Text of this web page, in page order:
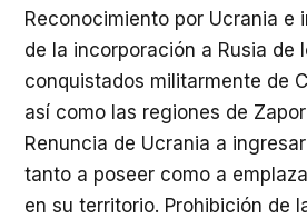
Reconocimiento por Ucrania e
de la incorporación a Rusia de
conquistados militarmente de
así como las regiones de
Renuncia de Ucrania a
tanto a poseer como a
en su territorio. Prohibición de